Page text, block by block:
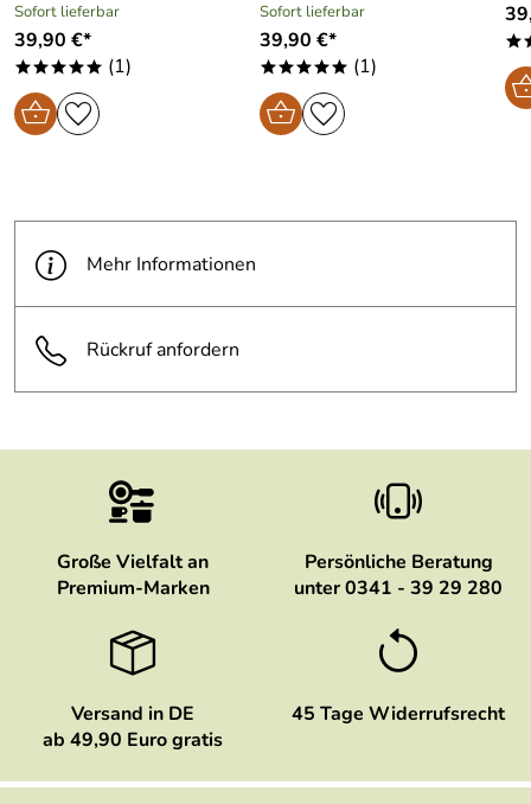
Sofort lieferbar
39,90 €*
***** (1)
Sofort lieferbar
39,90 €*
***** (1)
Mehr Informationen
Rückruf anfordern
Große Vielfalt an
Premium-Marken
Persönliche Beratung
unter 0341 - 39 29 280
Versand in DE
ab 49,90 Euro gratis
45 Tage Widerrufsrecht